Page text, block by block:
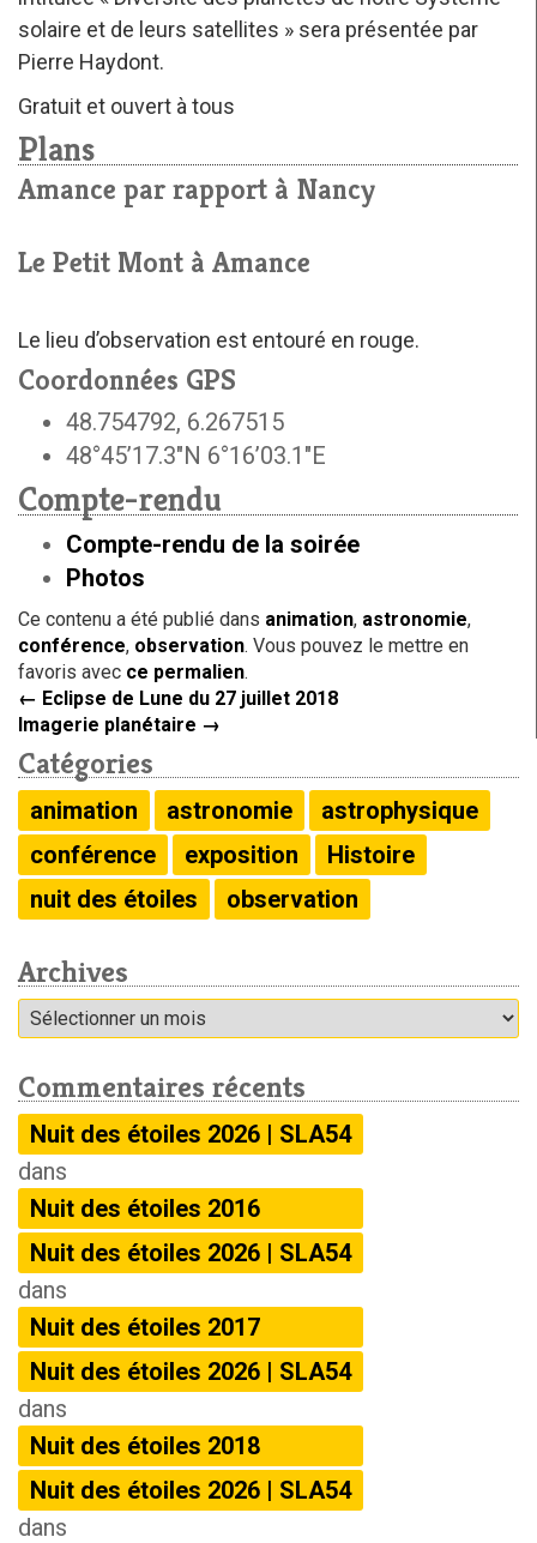
solaire et de leurs satellites » sera présentée par
Pierre Haydont.
Gratuit et ouvert à tous
Plans
Amance par rapport à Nancy
Le Petit Mont à Amance
Le lieu d’observation est entouré en rouge.
Coordonnées GPS
48.754792, 6.267515
48°45’17.3″N 6°16’03.1″E
Compte-rendu
Compte-rendu de la soirée
Photos
Ce contenu a été publié dans animation, astronomie,
conférence, observation. Vous pouvez le mettre en
favoris avec ce permalien.
← Eclipse de Lune du 27 juillet 2018
Imagerie planétaire →
Catégories
animation astronomie
astrophysique
conférence
exposition
Histoire
nuit des étoiles
observation
Archives
Archives
Commentaires récents
Nuit des étoiles 2026 | SLA54
dans
Nuit des étoiles 2016
Nuit des étoiles 2026 | SLA54
dans
Nuit des étoiles 2017
Nuit des étoiles 2026 | SLA54
dans
Nuit des étoiles 2018
Nuit des étoiles 2026 | SLA54
dans